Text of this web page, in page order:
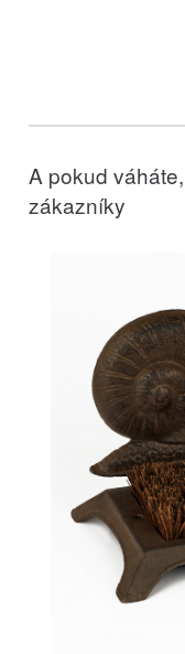
A pokud
zákazníky